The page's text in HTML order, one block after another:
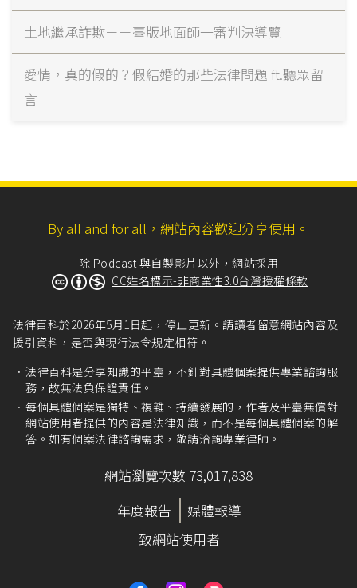
土地繼承詐欺－－臺版地面師一審判決導覽
愛情，真的假的？假結婚的那些法律問題 ft.聽眾留
言
By all and for all，網站內容歡迎分享使用。
除 Podcast 與自製影片以外，網站採用
CC姓名標示-非商業性3.0台灣授權條款
法律百科於2026年5月1日起，停止更新。請讀者留意網站內容及
援引資料，是否與現行法令規定相符。
法律百科是分享知識的平臺，不針對具體個案提供專業諮詢服
務，故無法負保證責任。
每個具體個案是獨特、複雜、持續發展的，作者及平臺無償對
網站使用者提供的內容是法律知識，而不是每個具體個案的解
答。如有個案法律諮詢需求，敬請洽詢專業律師。
網站瀏覽次數 73,017,838
年度報告
媒體報導
致網站使用者